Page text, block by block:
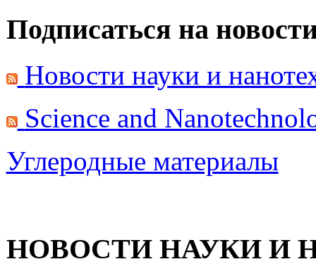
Подписаться на
Новости науки и
Science and
Углеродные материалы
НОВОСТИ НАУКИ И